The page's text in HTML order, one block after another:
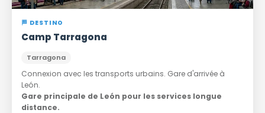
🏁 DESTINO
Camp Tarragona
Tarragona
Connexion avec les transports urbains. Gare d'arrivée à
León.
Gare principale de León pour les services longue
distance.